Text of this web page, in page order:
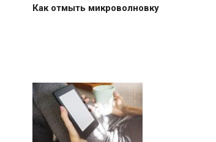
Как отмыть микроволновку